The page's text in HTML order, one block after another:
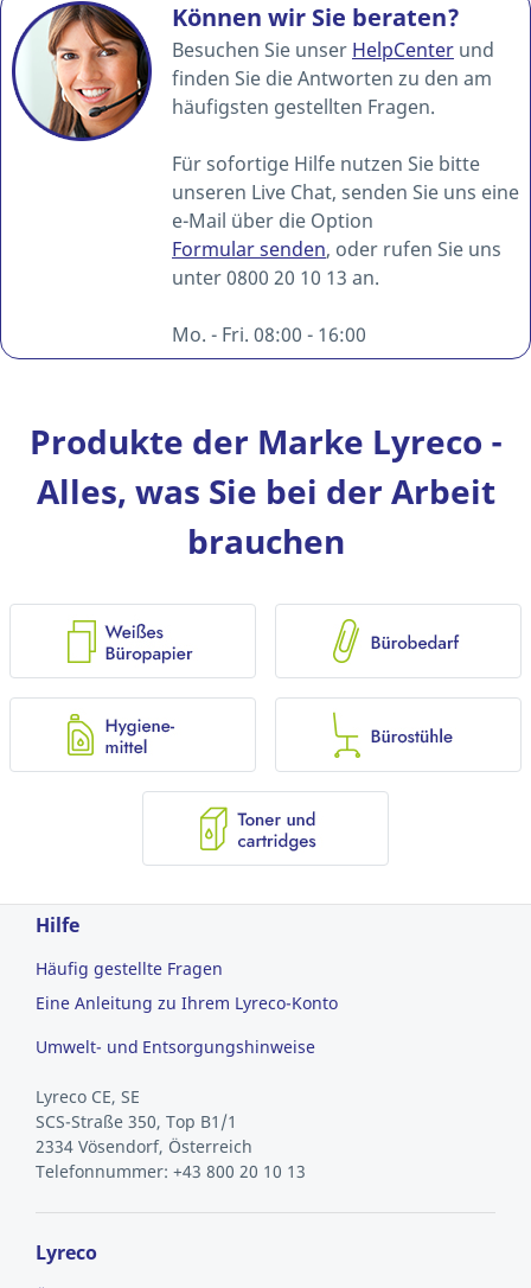
Können wir Sie beraten?
Besuchen Sie unser HelpCenter und
finden Sie die Antworten zu den am
häufigsten gestellten Fragen.
Für sofortige Hilfe nutzen Sie bitte
unseren Live Chat, senden Sie uns eine
e-Mail über die Option
Formular senden, oder rufen Sie uns
unter 0800 20 10 13 an.
Mo. - Fri. 08:00 - 16:00
Produkte der Marke Lyreco -
Alles, was Sie bei der Arbeit
brauchen
Hilfe
Häufig gestellte Fragen
Eine Anleitung zu Ihrem Lyreco-Konto
Umwelt- und Entsorgungshinweise
Lyreco CE, SE
SCS-Straße 350, Top B1/1
2334 Vösendorf, Österreich
Telefonnummer: +43 800 20 10 13
Lyreco